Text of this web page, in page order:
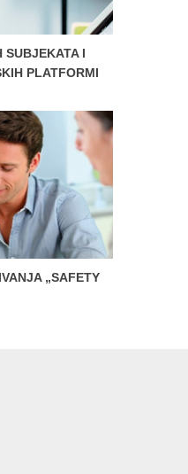
SUBJEKATA I
PLATFORMI
„SAFETY